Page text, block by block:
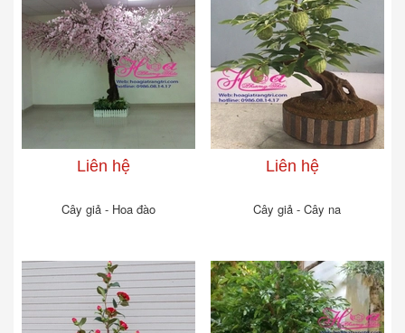
Liên hệ
Cây giả - Hoa đào
Liên hệ
Cây giả - Cây na